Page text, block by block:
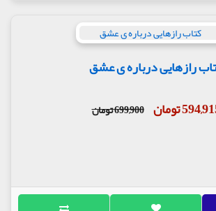
رازهایی درباره ی عشق
تومان 699,900 تومان